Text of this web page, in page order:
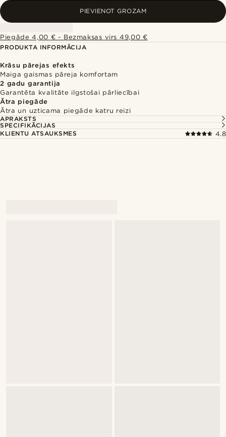
PIEVIENOT GROZAM
Piegāde 4,00 € - Bezmaksas virs 49,00 €
PRODUKTA INFORMĀCIJA
Krāsu pārejas efekts
Maiga gaismas pāreja komfortam
2 gadu garantija
Garantēta kvalitāte ilgstošai pārliecībai
Ātra piegāde
Ātra un uzticama piegāde katru reizi
APRAKSTS
SPECIFIKĀCIJAS
KLIENTU ATSAUKSMES
4.8